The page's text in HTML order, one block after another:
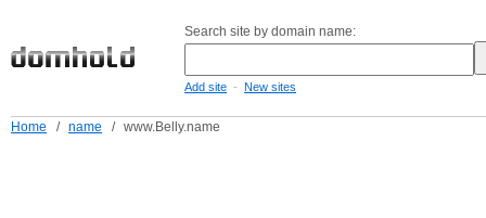
Search site by domain name:
Add site - New sites
Home / name / www.Belly.name